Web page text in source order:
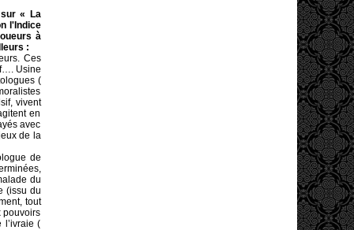
« La
l'Indice
à
:
Ces
Usine
(
vivent
en
avec
de la
de
du
(issu du
tout
pouvoirs
(